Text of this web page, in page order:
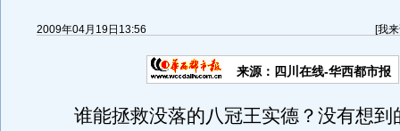
2009年04月19日13:56 [我
来源： 四川在线-华西都市报
谁能拯救没落的八冠王实德？没有想到